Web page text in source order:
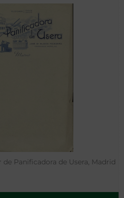
Panificadora de Usera, Madrid